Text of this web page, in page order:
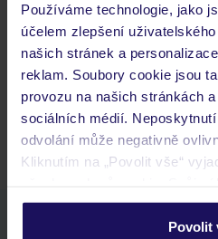
Používáme technologie, jako
účelem zlepšení
našich stránek a
reklam. Soubory cookie jsou
provozu na našich stránkách
sociálních médií.
odvolání může negativně
Kliknutím na „Povolit vše“
personalizovat v sekci
Povolit
Jaké doklady jsou potřebné při
Budeme ubytováni ihned po
Kam jít po přistání a vyzvednutí
Zobrazit
Stáhněte si bezplatnou